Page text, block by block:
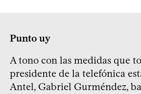
Punto uy
A tono con las medidas que
presidente de la telefónica
Antel, Gabriel Gurméndez,